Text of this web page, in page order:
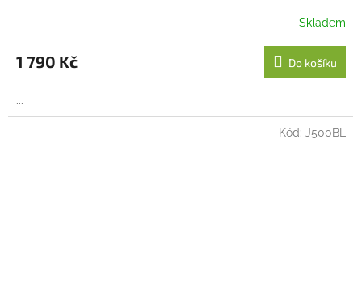
R
M
A
Skladem
1 790 Kč Do košíku
...
Kód: J500BL